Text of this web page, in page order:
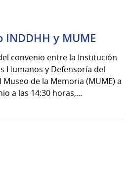
y MUME
convenio entre la Institución
Humanos y Defensoría del
Museo de la Memoria (MUME) a
a las 14:30 horas,...